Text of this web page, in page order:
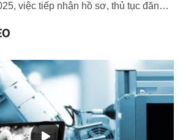
việc tiếp nhận hồ sơ, thủ tục đăng
giao cho Công an cấp xã.